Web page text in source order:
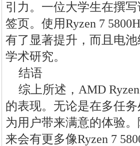
引力。一位大学生在撰
签页。使用Ryzen 7
有了显著提升，而且电
学术研究。
结语
综上所述，AMD
的表现。无论是在多任
为用户带来满意的体验
来会有更多像Ryzen 7